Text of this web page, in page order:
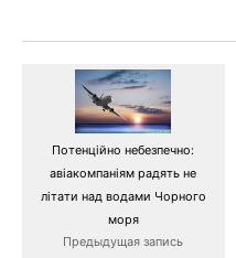
Потенційно небезпечно:
авіакомпаніям радять не
літати над водами Чорного
моря
Предыдущая запись